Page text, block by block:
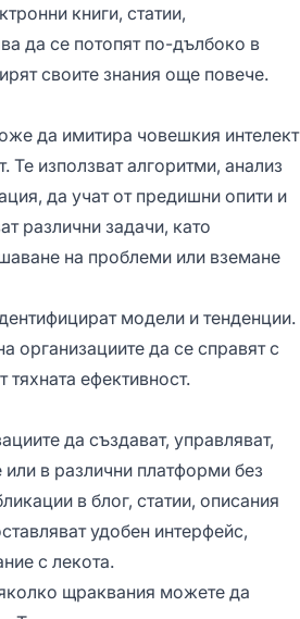
книги, статии,
да се потопят по-дълбоко в
своите знания още повече.
да имитира човешкия интелект
Те използват алгоритми, анализ
да учат от предишни опити и
различни задачи, като
на проблеми или вземане
модели и тенденции.
организациите да се справят с
ефективност.
да създават, управляват,
в различни платформи без
в блог, статии, описания
удобен интерфейс,
с лекота.
щраквания можете да